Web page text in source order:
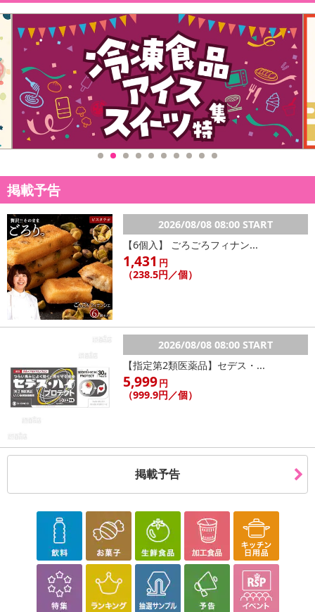
掲載予告
2026/08/08 08:00 START
【6個入】 ごろごろフィナン...
1,431 円
（238.5円／個）
2026/08/08 08:00 START
【指定第2類医薬品】セデス・...
5,999円
（999.9円／個）
掲載予告